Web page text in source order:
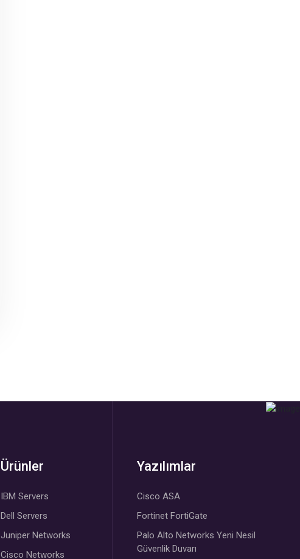
Ürünler
IBM Servers
Dell Servers
Juniper Networks
Cisco Networks
Yazılımlar
Cisco ASA
Fortinet FortiGate
Palo Alto Networks Yeni Nesil
Güvenlik Duvarı